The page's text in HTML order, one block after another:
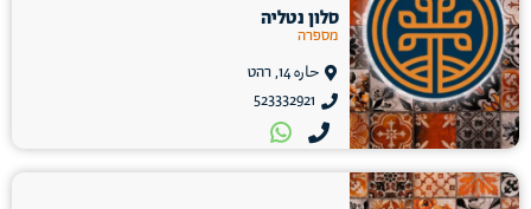
סלון נטליה
מספרה
حاره 14, רהט
523332921